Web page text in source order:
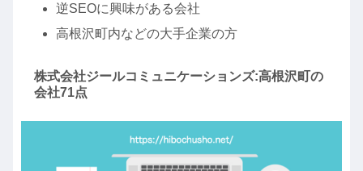
逆SEOに興味がある会社
高根沢町内などの大手企業の方
株式会社ジールコミュニケーションズ:高根沢町の
会社71点